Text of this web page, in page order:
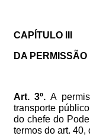
CAPÍTULO
DA PERMISSÃO
Art. 3º. A
transporte público
do chefe do
termos do art. 40,